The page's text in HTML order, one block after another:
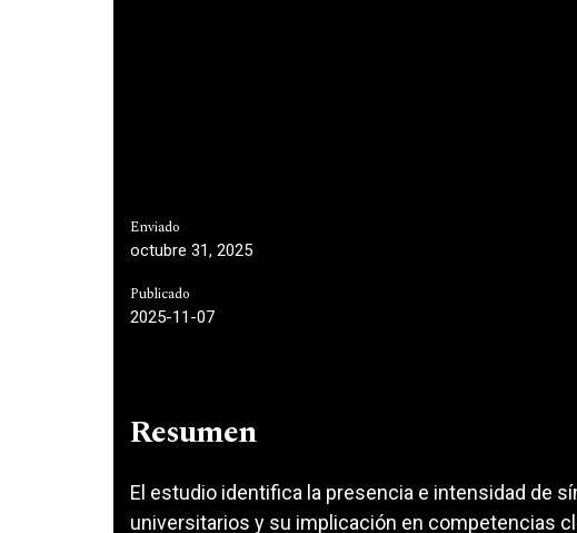
Enviado
octubre 31, 2025
Publicado
2025-11-07
Resumen
El estudio identifica la presencia e intensidad de
universitarios y su implicación en competencias